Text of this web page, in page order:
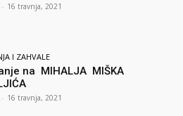
- 16 travnja, 2021
I ZAHVALE
na MIHALJA MIŠKA
- 16 travnja, 2021